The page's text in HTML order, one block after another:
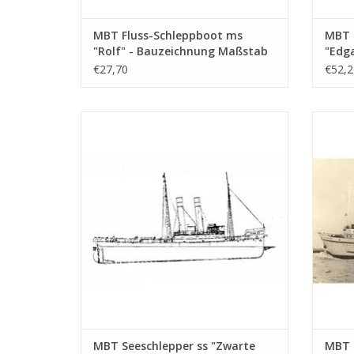
MBT Fluss-Schleppboot ms
"Rolf" - Bauzeichnung Maßstab
1 : 50 (10.14.002)
€27,70
MBT
ZUM WARENKORB HINZUFÜGEN
MBT Seeschlepper ss "Zwarte
MBT